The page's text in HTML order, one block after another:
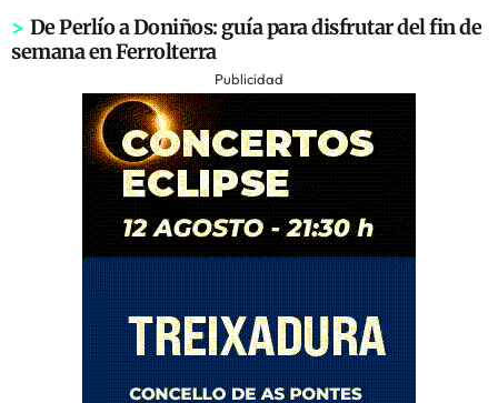
> De Perlío a Doniños: guía para disfrutar del fin de
semana en Ferrolterra
Publicidad